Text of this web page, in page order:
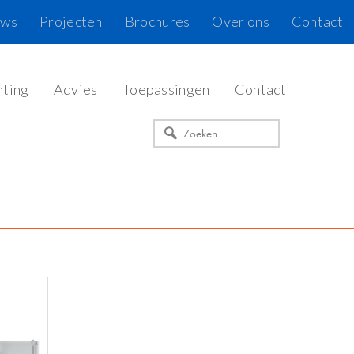
Contact
Over ons
Brochures
Projecten
Advies Toepassingen Contact
Zoeken